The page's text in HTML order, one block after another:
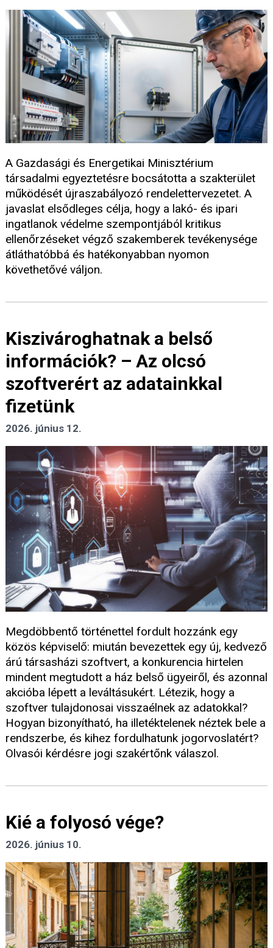
A Gazdasági és Energetikai Minisztérium
társadalmi egyeztetésre bocsátotta a szakterület
működését újraszabályozó rendelettervezetet. A
javaslat elsődleges célja, hogy a lakó- és ipari
ingatlanok védelme szempontjából kritikus
ellenőrzéseket végző szakemberek tevékenysége
átláthatóbbá és hatékonyabban nyomon
követhetővé váljon.
Kiszivároghatnak a belső
információk? – Az olcsó
szoftverért az adatainkkal
fizetünk
2026. június 12.
Megdöbbentő történettel fordult hozzánk egy
közös képviselő: miután bevezettek egy új, kedvező
árú társasházi szoftvert, a konkurencia hirtelen
mindent megtudott a ház belső ügyeiről, és azonnal
akcióba lépett a leváltásukért. Létezik, hogy a
szoftver tulajdonosai visszaélnek az adatokkal?
Hogyan bizonyítható, ha illetéktelenek néztek bele a
rendszerbe, és kihez fordulhatunk jogorvoslatért?
Olvasói kérdésre jogi szakértőnk válaszol.
Kié a folyosó vége?
2026. június 10.